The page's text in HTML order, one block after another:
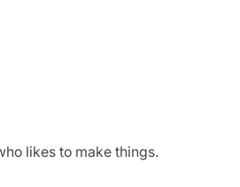
likes to make things.